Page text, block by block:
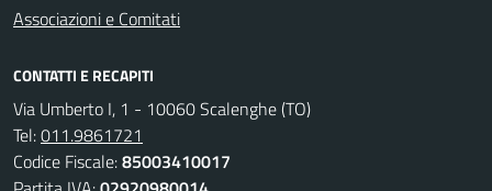
Associazioni e Comitati
CONTATTI E RECAPITI
Via Umberto I, 1 - 10060 Scalenghe (TO)
Tel:011.9861721
Codice Fiscale:85003410017